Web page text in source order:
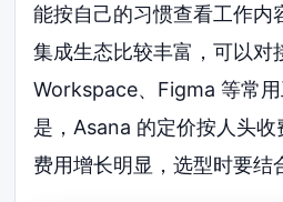
能按自己的习惯查看工作内
集成生态比较丰富，可以对
Workspace、Figma 等常
是，Asana 的定价按人头
费用增长明显，选型时要结